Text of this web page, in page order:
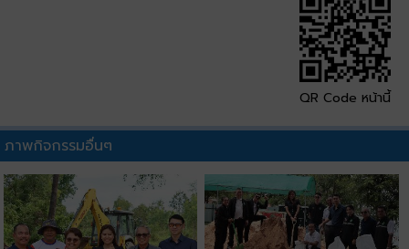
QR Code หน้านี้
ภาพกิจกรรมอื่นๆ